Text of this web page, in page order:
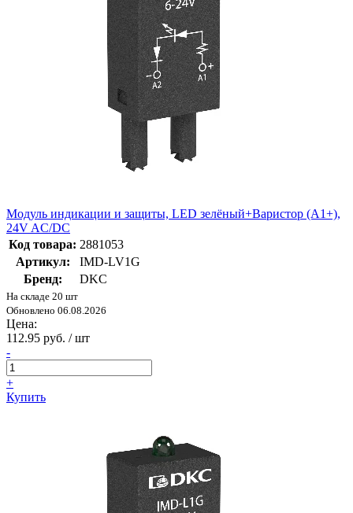
Модуль индикации и защиты, LED зелёный+Варистор (A1+),
24V AC/DC
Код товара: 2881053
Артикул:
IMD-LV1G
Бренд:
DKC
На складе 20 шт
Обновлено 06.08.2026
Цена:
112.95 руб. / шт
-
+
Купить